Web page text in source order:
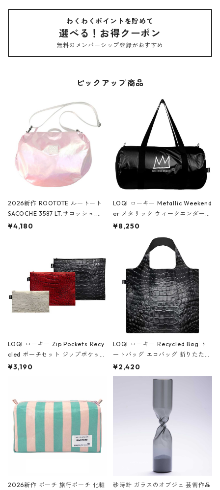
わくわくポイントを貯めて
選べる！お得クーポン
無料のメンバーシップ登録がおすすめ
ピックアップ商品
2026新作 ROOTOTE ルートート
SACOCHE 3587 LT.サコッシュ.ル
ミエ-B ショルダーバッグ グロスピ
¥4,180
LOQI ローキー Metallic Weekend
er メタリック ウィークエンダー
ボストンバッグ ショルダーバッグ
Black ジャン=ミッシェル・バスキ
ア/クラウン ブラック
¥8,250
LOQI ローキー Zip Pockets Recy
cled ポーチセット ジップポケット
ファスナーポーチ 撥水加工 トラベ
ーガンディー、オフホワイト
¥3,190
LOQI ローキー Recycled Bag ト
ートバッグ エコバッグ 折りたたみ
大きめ 撥水加工 収納ポーチ CRO
CODILE/Black クロコダイル/ブラ
¥2,420
2026新作 ポーチ 旅行ポーチ 化粧
砂時計 ガラスのオブジェ 芸術作品